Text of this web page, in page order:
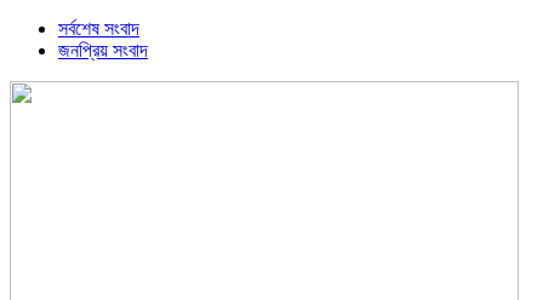
সর্বশেষ সংবাদ
জনপ্রিয় সংবাদ